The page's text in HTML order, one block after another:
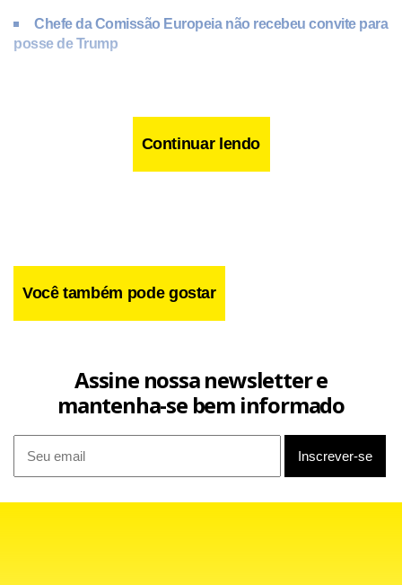
Chefe da Comissão Europeia não recebeu convite para
posse de Trump
De acordo com as autoridades regionais, a doença foi
detectada em três búfalos de água. Foram estabelecidas
“zonas de restrição” em torno do surto afetado, disse
Continuar lendo
Você também pode gostar
Assine nossa newsletter e
mantenha-se bem informado